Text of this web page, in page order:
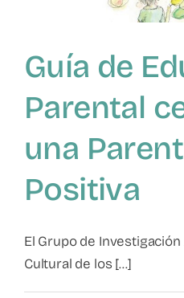
Guía de
Parental
una
Positiva
El Grupo de
Cultural de los [...]